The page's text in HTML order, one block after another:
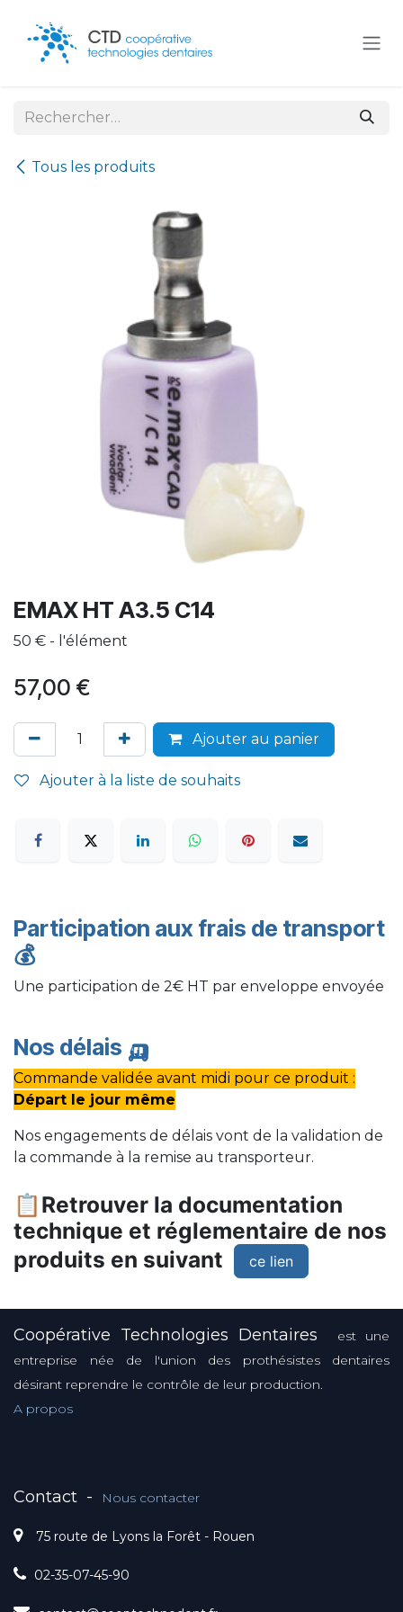
Tous les produits
EMAX HT A3.5 C14
50 € - l'élément
57,00 €
Ajouter au panier
Ajouter à la liste de souhaits
Participation aux frais de transport
💰
Une participation de 2€ HT par enveloppe envoyée
Nos délais 🛺
Commande validée avant midi pour ce produit :
Départ le jour même
Nos engagements de délais vont de la validation de
la commande à la remise au transporteur.
📋Retrouver la documentation
technique et réglementaire de nos
produits en suivant
ce lien
Coopérative Technologies Dentaires
est une
entreprise née de l'union des prothésistes dentaires
désirant reprendre le contrôle de leur production.
A propos
Contact - Nous contacter
75 route de Lyons la Forêt - Rouen
02-35-07-45-90